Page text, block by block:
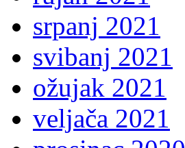
srpanj 2021
svibanj 2021
ožujak 2021
veljača 2021